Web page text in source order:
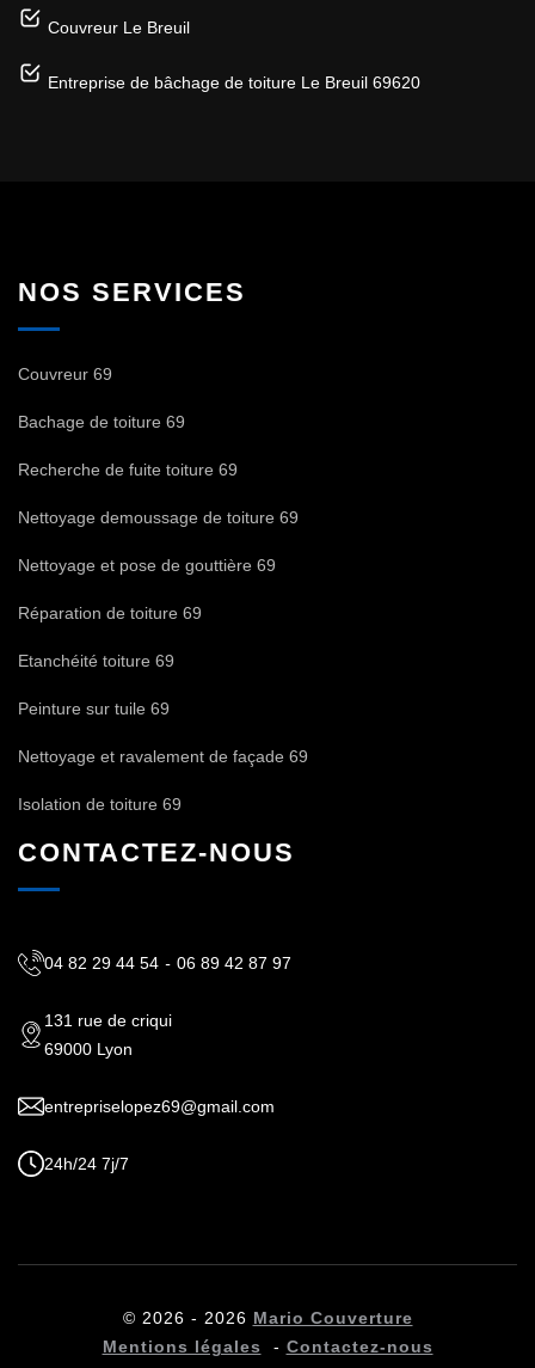
Couvreur Le Breuil
Entreprise de bâchage de toiture Le Breuil 69620
NOS SERVICES
Couvreur 69
Bachage de toiture 69
Recherche de fuite toiture 69
Nettoyage demoussage de toiture 69
Nettoyage et pose de gouttière 69
Réparation de toiture 69
Etanchéité toiture 69
Peinture sur tuile 69
Nettoyage et ravalement de façade 69
Isolation de toiture 69
CONTACTEZ-NOUS
04 82 29 44 54 - 06 89 42 87 97
131 rue de criqui
69000 Lyon
entrepriselopez69@gmail.com
24h/24 7j/7
© 2026 - 2026 Mario Couverture
Mentions légales - Contactez-nous